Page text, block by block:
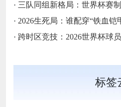
· 三队同组新格局：世界杯赛制
· 2026生死局：谁配穿“铁血铠
· 跨时区竞技：2026世界杯球员
标签